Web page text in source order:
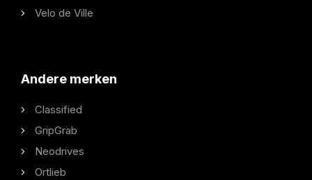
Velo de Ville
Andere merken
Classified
GripGrab
Neodrives
Ortlieb